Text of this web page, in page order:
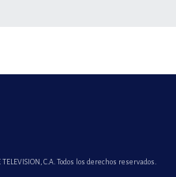
TELEVISION, C.A. Todos los derechos reservados.